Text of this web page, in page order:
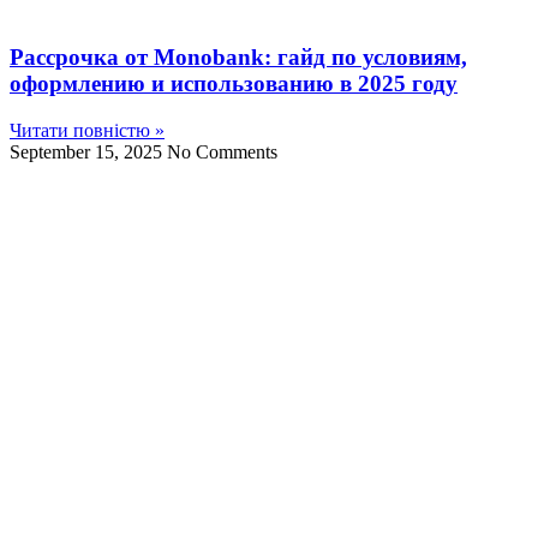
Рассрочка от Monobank: гайд по условиям,
оформлению и использованию в 2025 году
Читати повністю »
September 15, 2025 No Comments